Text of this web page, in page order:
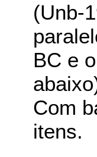
(Unb-
BC e
Com
itens.